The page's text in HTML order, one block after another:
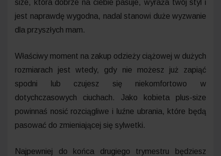
size, która dobrze na ciebie pasuje, wyraża twój styl i
jest naprawdę wygodna, nadal stanowi duże wyzwanie
dla przyszłych mam.
Właściwy moment na zakup odzieży ciążowej w dużych
rozmiarach jest wtedy, gdy nie możesz już zapiąć
spodni lub czujesz się niekomfortowo w
dotychczasowych ciuchach. Jako kobieta plus-size
powinnaś nosić rozciągliwe i luźne ubrania, które będą
pasować do zmieniającej się sylwetki.
Najpewniej do końca drugiego trymestru będziesz